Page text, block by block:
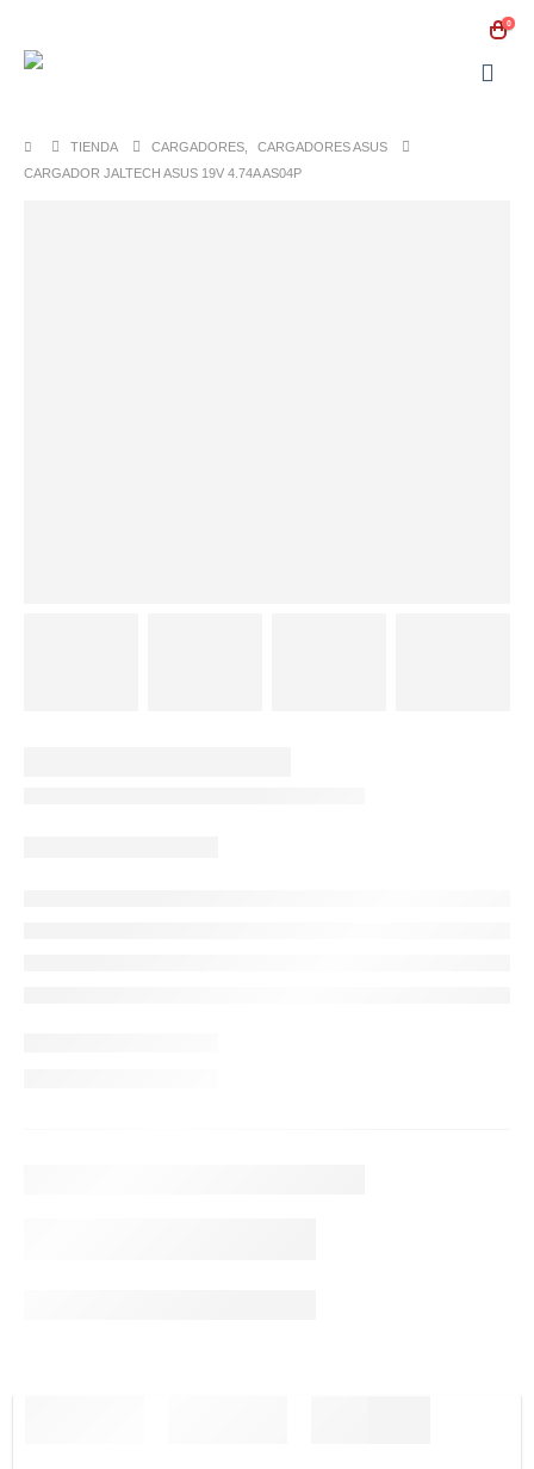
0
TIENDA CARGADORES
CARGADORES ASUS
CARGADOR JALTECH ASUS 19V 4.74A AS04P